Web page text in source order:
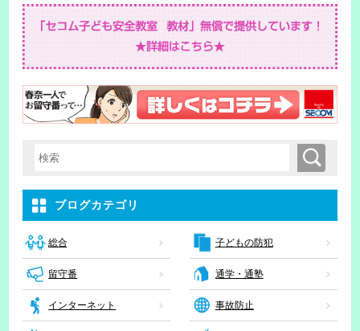
検索キーワード入力 検索
ブログカテゴリ
総合 子どもの防犯
留守番 通学・通塾
インターネット 事故防止